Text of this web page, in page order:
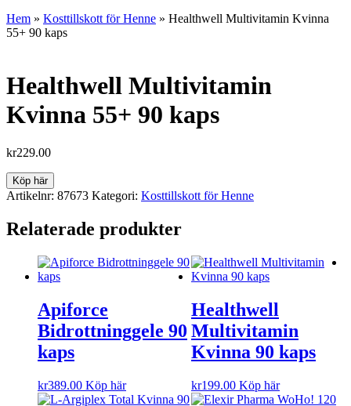
Hem » Kosttillskott för Henne » Healthwell Multivitamin Kvinna
55+ 90 kaps
Healthwell Multivitamin
Kvinna 55+ 90 kaps
kr229.00
Köp här
Artikelnr: 87673 Kategori: Kosttillskott för Henne
Relaterade produkter
Apiforce
Bidrottninggele 90
kaps
kr389.00 Köp här
Healthwell
Multivitamin
Kvinna 90 kaps
kr199.00 Köp här